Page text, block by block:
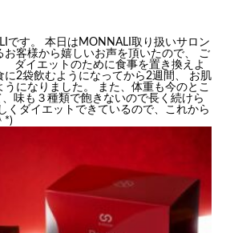
です。 本日はMONNALI取り扱いサロン
お客様から嬉しいお声を頂いたので、 ご
ダイエットのために食事を置き換えよ
に2袋飲むようになってから2週間、 お肌
になりました。 また、体重も今のとこ
味も３種類で飽きないので長く続けら
くダイエットできているので、これから
*)